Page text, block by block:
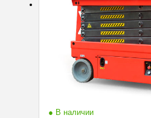
● В наличии